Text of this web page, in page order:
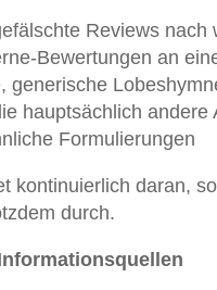
Reviews
Bewertungen an
generische
hauptsächlich andere
Formulierungen
kontinuierlich daran,
durch.